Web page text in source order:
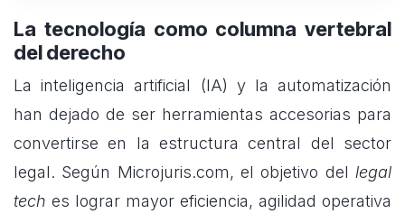
La tecnología como columna vertebral
del derecho
La inteligencia artificial (IA) y la automatización
han dejado de ser herramientas accesorias para
convertirse en la estructura central del sector
legal. Según Microjuris.com, el objetivo del legal
tech es lograr mayor eficiencia, agilidad operativa